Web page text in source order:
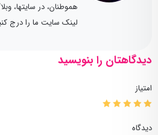
هموطنان، در سایتها،
لینک سایت ما را درج
دیدگاهتان را بنویسید
امتیاز
دیدگاه